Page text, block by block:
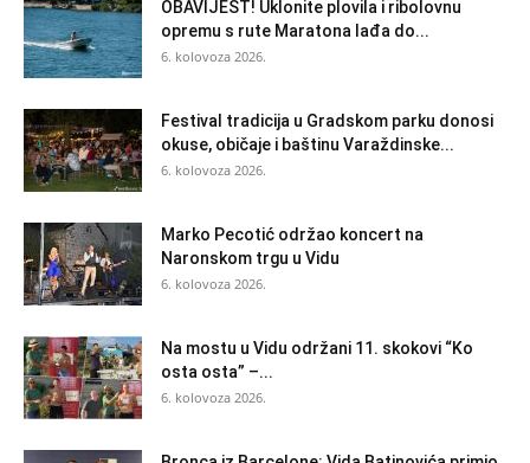
OBAVIJEST! Uklonite plovila i ribolovnu
opremu s rute Maratona lađa do...
6. kolovoza 2026.
Festival tradicija u Gradskom parku donosi
okuse, običaje i baštinu Varaždinske...
6. kolovoza 2026.
Marko Pecotić održao koncert na
Naronskom trgu u Vidu
6. kolovoza 2026.
Na mostu u Vidu održani 11. skokovi “Ko
osta osta” –...
6. kolovoza 2026.